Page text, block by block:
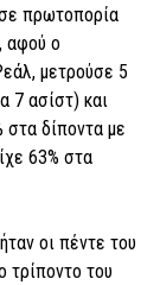
πρωτοπορία
αφού ο
μετρούσε 5
7 ασίστ) και
δίποντα με
63% στα
οι πέντε του
τρίποντο του